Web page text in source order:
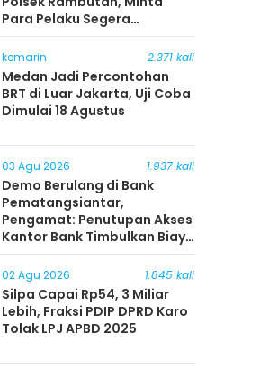
Para Pelaku Segera
Ditangkap
kemarin 2.371 kali
Medan Jadi Percontohan
BRT di Luar Jakarta, Uji Coba
Dimulai 18 Agustus
03 Agu 2026 1.937 kali
Demo Berulang di Bank
Pematangsiantar,
Pengamat: Penutupan Akses
Kantor Bank Timbulkan Biaya
Ekonomi bagi Masyarakat
02 Agu 2026 1.845 kali
Silpa Capai Rp54, 3 Miliar
Lebih, Fraksi PDIP DPRD Karo
Tolak LPJ APBD 2025